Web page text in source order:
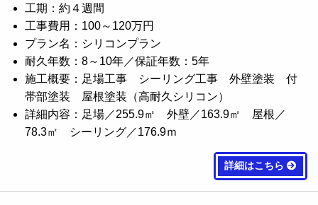
工期：約４週間
工事費用：100～120万円
プラン名：シリコンプラン
耐久年数：8～10年／保証年数：5年
施工概要：足場工事 シーリング工事 外壁塗装 付
帯部塗装 屋根塗装（高耐久シリコン）
詳細内容：足場／255.9㎡ 外壁／163.9㎡ 屋根／
78.3㎡ シーリング／176.9ｍ
詳細はこちら